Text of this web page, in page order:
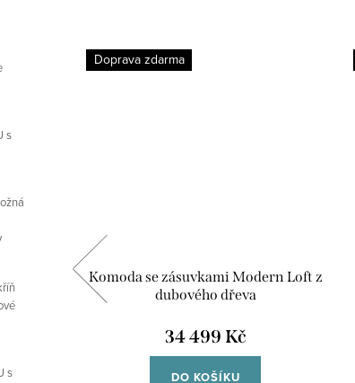
s
s
-200
Doprava zdarma
Komoda se zásuvkami Modern Loft z
dubového dřeva
34 499 Kč
DO KOŠÍKU